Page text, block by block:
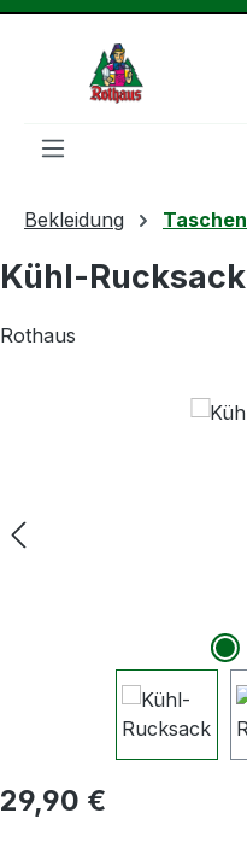
Bekleidung Taschen
Kühl-Rucksack
Rothaus
Bildergalerie überspringen
Regulärer Preis:
29,90 €